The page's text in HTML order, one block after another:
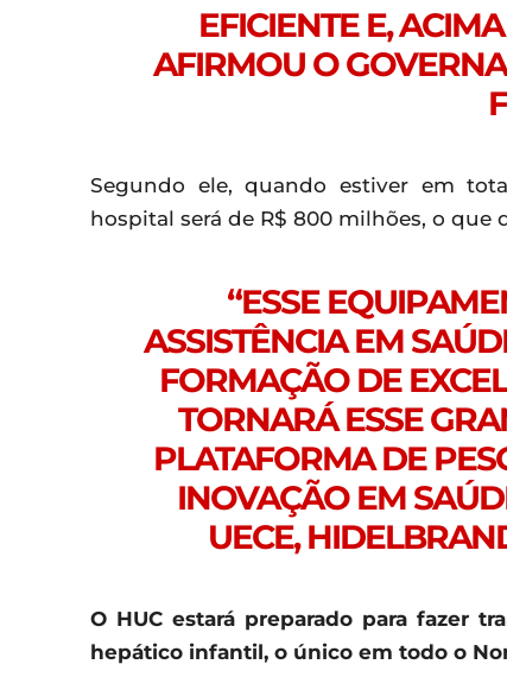
EFICIENTE E,
AFIRMOU O
Segundo ele, quando estiver em
hospital será de R$ 800 milhões, o que
“ESSE
ASSISTÊNCIA EM
FORMAÇÃO DE
TORNARÁ ESSE
PLATAFORMA DE
INOVAÇÃO EM
UECE,
O HUC estará preparado para fazer
hepático infantil, o único em todo o